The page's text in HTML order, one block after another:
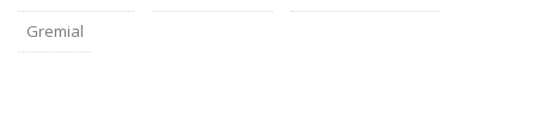
Gremial